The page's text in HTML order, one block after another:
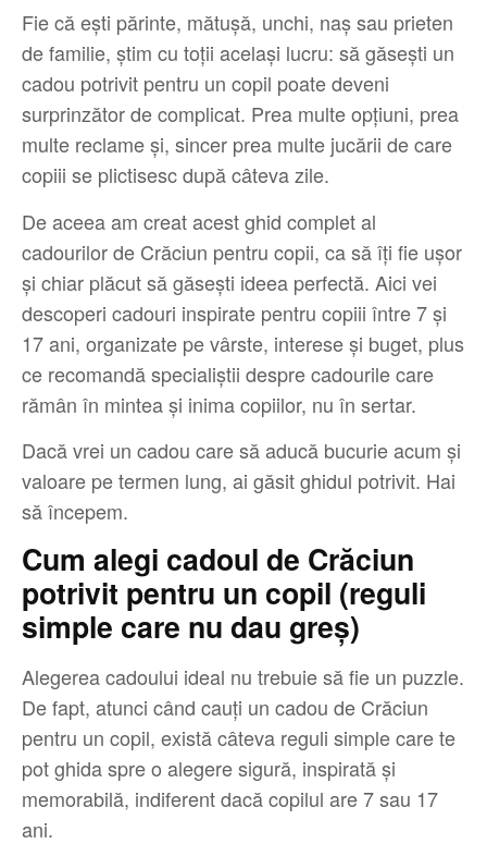
Fie că ești părinte, mătușă, unchi, naș sau prieten
de familie, știm cu toții același lucru: să găsești un
cadou potrivit pentru un copil poate deveni
surprinzător de complicat. Prea multe opțiuni, prea
multe reclame și, sincer prea multe jucării de care
copiii se plictisesc după câteva zile.
De aceea am creat acest ghid complet al
cadourilor de Crăciun pentru copii, ca să îți fie ușor
și chiar plăcut să găsești ideea perfectă. Aici vei
descoperi cadouri inspirate pentru copiii între 7 și
17 ani, organizate pe vârste, interese și buget, plus
ce recomandă specialiștii despre cadourile care
rămân în mintea și inima copiilor, nu în sertar.
Dacă vrei un cadou care să aducă bucurie acum și
valoare pe termen lung, ai găsit ghidul potrivit. Hai
să începem.
Cum alegi cadoul de Crăciun
potrivit pentru un copil (reguli
simple care nu dau greș)
Alegerea cadoului ideal nu trebuie să fie un puzzle.
De fapt, atunci când cauți un cadou de Crăciun
pentru un copil, există câteva reguli simple care te
pot ghida spre o alegere sigură, inspirată și
memorabilă, indiferent dacă copilul are 7 sau 17
ani.